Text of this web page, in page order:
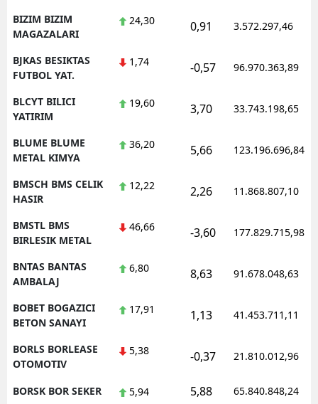
BIZIM BIZIM
MAGAZALARI
24,30 0,91 3.572.297,46
BJKAS BESIKTAS
FUTBOL YAT.
1,74 -0,57 96.970.363,89
BLCYT BILICI
YATIRIM
19,60 3,70 33.743.198,65
BLUME BLUME
METAL KIMYA
36,20 5,66 123.196.696,84
BMSCH BMS CELIK
HASIR
12,22 2,26 11.868.807,10
BMSTL BMS
BIRLESIK METAL
46,66 -3,60 177.829.715,98
BNTAS BANTAS
AMBALAJ
6,80 8,63 91.678.048,63
BOBET BOGAZICI
BETON SANAYI
17,91 1,13 41.453.711,11
BORLS BORLEASE
OTOMOTIV
5,38 -0,37 21.810.012,96
BORSK BOR SEKER 5,94 5,88 65.840.848,24